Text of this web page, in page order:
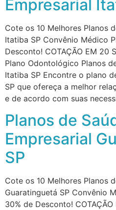
Empresarial
Cote os 10 Melhores Planos
Itatiba SP Convênio Médico
Desconto! COTAÇÃO EM 20
Plano Odontológico Planos
Itatiba SP Encontre o plano
SP que ofereça a melhor
e de acordo com suas
Planos de
Empresarial
SP
Cote os 10 Melhores Planos
Guaratinguetá SP Convênio
30% de Desconto!